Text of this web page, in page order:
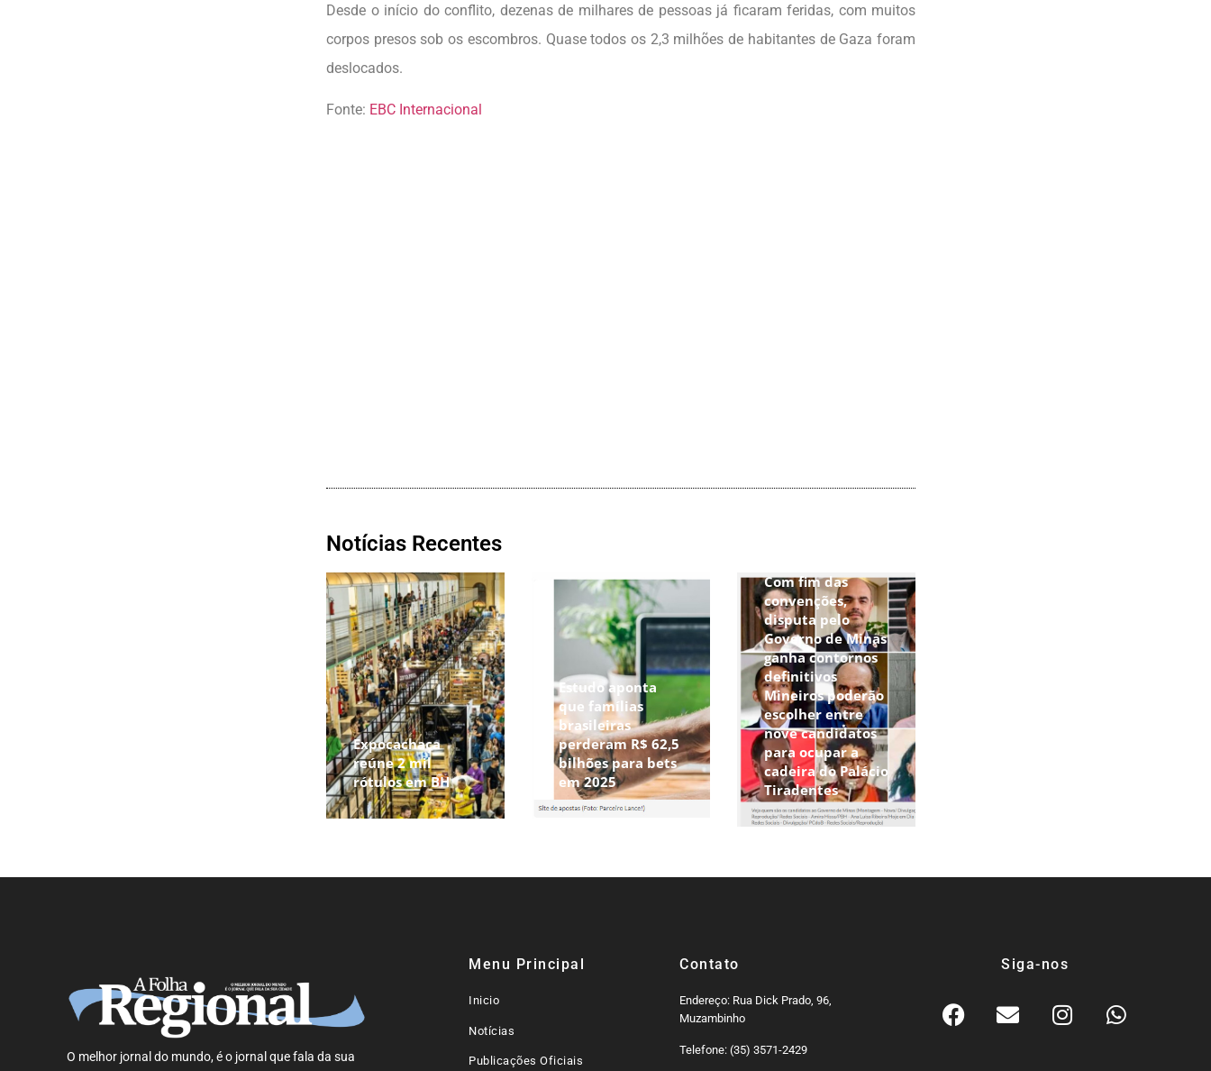
Desde o início do conflito, dezenas de milhares de pessoas já ficaram feridas, com muitos
corpos presos sob os escombros. Quase todos os 2,3 milhões de habitantes de Gaza foram
deslocados.
Fonte: EBC Internacional
Notícias Recentes
Expocachaça
reúne 2 mil
rótulos em BH
Estudo aponta
que famílias
brasileiras
perderam R$ 62,5
bilhões para bets
em 2025
Com fim das
convenções,
disputa pelo
Governo de Minas
ganha contornos
definitivos
Mineiros poderão
escolher entre
nove candidatos
para ocupar a
cadeira do Palácio
Tiradentes
O melhor jornal do mundo, é o jornal que fala da sua
Menu Principal
Inicio
Notícias
Publicações Oficiais
Contato
Endereço: Rua Dick Prado, 96,
Muzambinho
Telefone: (35) 3571-2429
Siga-nos